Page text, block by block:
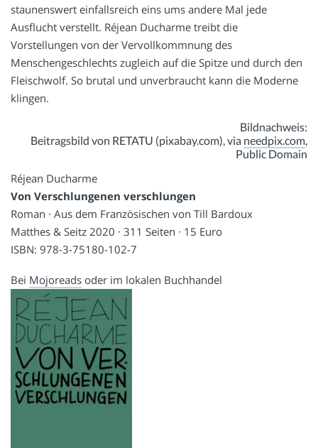
staunenswert einfallsreich eins ums andere Mal jede
Ausflucht verstellt. Réjean Ducharme treibt die
Vorstellungen von der Vervollkommnung des
Menschengeschlechts zugleich auf die Spitze und durch den
Fleischwolf. So brutal und unverbraucht kann die Moderne
klingen.
Bildnachweis:
Beitragsbild von RETATU (pixabay.com), via needpix.com,
Public Domain
Réjean Ducharme
Von Verschlungenen verschlungen
Roman · Aus dem Französischen von Till Bardoux
Matthes & Seitz 2020 · 311 Seiten · 15 Euro
ISBN: 978-3-75180-102-7
Bei Mojoreads oder im lokalen Buchhandel